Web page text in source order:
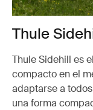
Thule
Thule Sidehill es
compacto en el
adaptarse a
una forma